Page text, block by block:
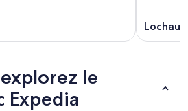
Lochau
le
Expedia